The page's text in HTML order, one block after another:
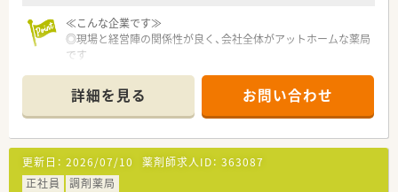
≪こんな企業です≫
◎現場と経営陣の関係性が良く、会社全体がアットホームな薬局
です
益のある企業です
◎年収ベースが高く、スタートから600万円以上での採用も検討
可能です
詳細を見る お問い合わせ
更新日： 2026/07/10 薬剤師求人ID： 363087
正社員
調剤薬局